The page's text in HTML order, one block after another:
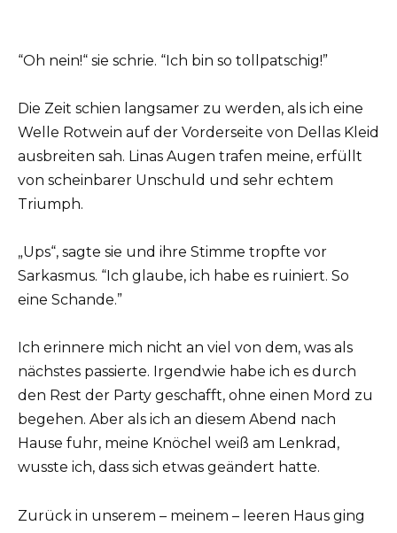
“Oh nein!“ sie schrie. “Ich bin so tollpatschig!”
Die Zeit schien langsamer zu werden, als ich eine
Welle Rotwein auf der Vorderseite von Dellas Kleid
ausbreiten sah. Linas Augen trafen meine, erfüllt
von scheinbarer Unschuld und sehr echtem
Triumph.
„Ups“, sagte sie und ihre Stimme tropfte vor
Sarkasmus. “Ich glaube, ich habe es ruiniert. So
eine Schande.”
Ich erinnere mich nicht an viel von dem, was als
nächstes passierte. Irgendwie habe ich es durch
den Rest der Party geschafft, ohne einen Mord zu
begehen. Aber als ich an diesem Abend nach
Hause fuhr, meine Knöchel weiß am Lenkrad,
wusste ich, dass sich etwas geändert hatte.
Zurück in unserem – meinem – leeren Haus ging